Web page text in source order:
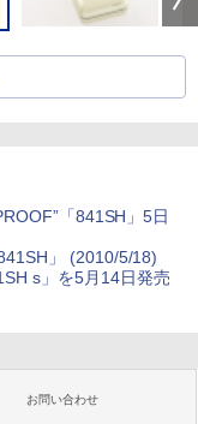
「841SH」5日
」
(2010/5/18)
s」を5月14日発売
お問い合わせ